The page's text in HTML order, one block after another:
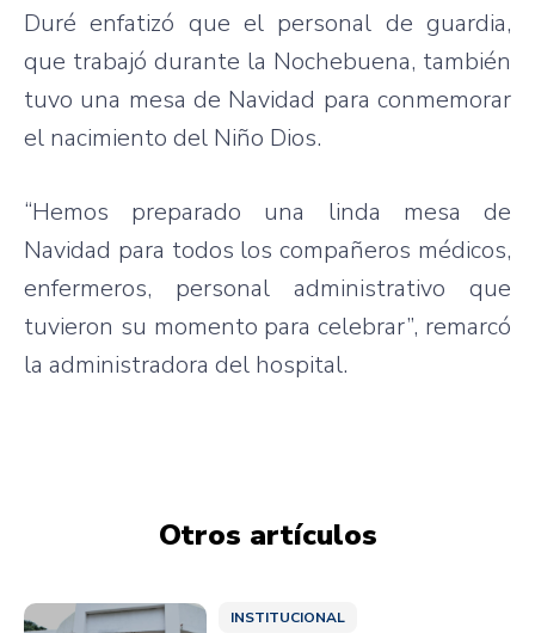
Duré enfatizó que el personal de guardia,
que trabajó durante la Nochebuena, también
tuvo una mesa de Navidad para conmemorar
el nacimiento del Niño Dios.
“Hemos preparado una linda mesa de
Navidad para todos los compañeros médicos,
enfermeros, personal administrativo que
tuvieron su momento para celebrar”, remarcó
la administradora del hospital.
Otros artículos
INSTITUCIONAL